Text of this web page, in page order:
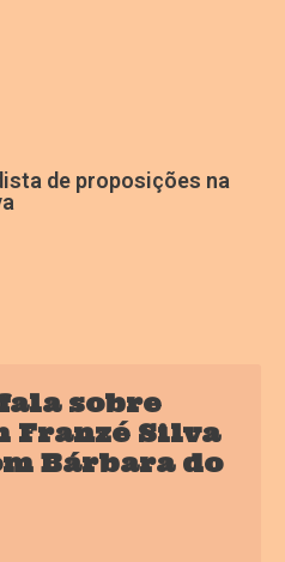
de proposições na
sobre
Franzé Silva
Bárbara do